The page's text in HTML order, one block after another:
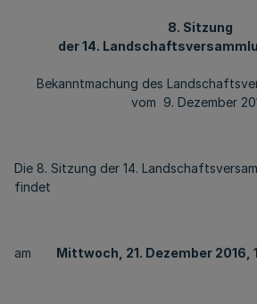
8. Sitzung
der 14.
Bekanntmachung des
vom 9. Dezember
Die 8. Sitzung der 14.
findet
am Mittwoch, 21. Dezember 2016,